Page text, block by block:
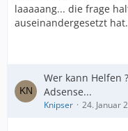
laaaaang... die frage
auseinandergesetzt hat.
Wer kann Helfen
Adsense...
Knipser 24. Januar